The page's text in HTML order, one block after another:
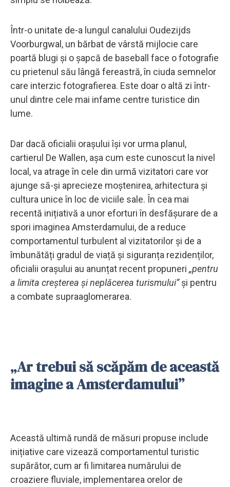
Într-o unitate de-a lungul canalului Oudezijds
Voorburgwal, un bărbat de vârstă mijlocie care
poartă blugi și o șapcă de baseball face o fotografie
cu prietenul său lângă fereastră, în ciuda semnelor
care interzic fotografierea. Este doar o altă zi într-
unul dintre cele mai infame centre turistice din
lume.
Dar dacă oficialii orașului își vor urma planul,
cartierul De Wallen, așa cum este cunoscut la nivel
local, va atrage în cele din urmă vizitatori care vor
ajunge să-și aprecieze moștenirea, arhitectura și
cultura unice în loc de viciile sale. În cea mai
recentă inițiativă a unor eforturi în desfășurare de a
spori imaginea Amsterdamului, de a reduce
comportamentul turbulent al vizitatorilor și de a
îmbunătăți gradul de viață și siguranța rezidenților,
oficialii orașului au anunțat recent propuneri „pentru
a limita creșterea și neplăcerea turismului”și pentru
a combate supraaglomerarea.
„Ar trebui să scăpăm de această
imagine a Amsterdamului”
Această ultimă rundă de măsuri propuse include
inițiative care vizează comportamentul turistic
supărător, cum ar fi limitarea numărului de
croaziere fluviale, implementarea orelor de